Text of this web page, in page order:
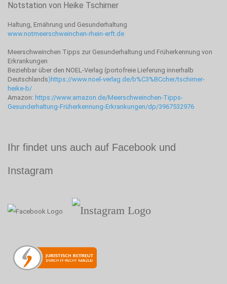
Notstation von Heike Tschirner
Haltung, Ernährung und Gesunderhaltung
www.notmeerschweinchen-rhein-erft.de
Meerschweinchen Tipps zur Gesunderhaltung und Früherkennung von
Erkrankungen
Beziehbar über den NOEL-Verlag (portofreie Lieferung innerhalb
Deutschlands) https://www.noel-verlag.de/b%C3%BCcher/tschirner-
heike-b/
Amazon: https://www.amazon.de/Meerschweinchen-Tipps-
Gesunderhaltung-Früherkennung-Erkrankungen/dp/3967532976
Ihr findet uns auch auf Facebook und
Instagram